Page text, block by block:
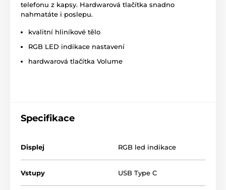
telefonu z kapsy. Hardwarová tlačítka snadno
nahmatáte i poslepu.
kvalitní hliníkové tělo
RGB LED indikace nastavení
hardwarová tlačítka Volume
Specifikace
Displej RGB led indikace
Vstupy USB Type C